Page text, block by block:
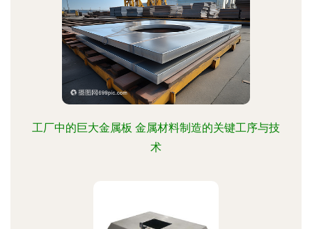
工厂中的巨大金属板 金属材料制造的关键工序与技
术